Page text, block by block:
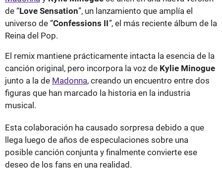
de “Love Sensation”, un lanzamiento que amplía el
universo de “Confessions II”, el más reciente álbum de la
Reina del Pop.
El remix mantiene prácticamente intacta la esencia de la
canción original, pero incorpora la voz de Kylie Minogue
junto a la de Madonna, creando un encuentro entre dos
figuras que han marcado la historia en la industria
musical.
Esta colaboración ha causado sorpresa debido a que
llega luego de años de especulaciones sobre una
posible canción conjunta y finalmente convierte ese
deseo de los fans en una realidad.